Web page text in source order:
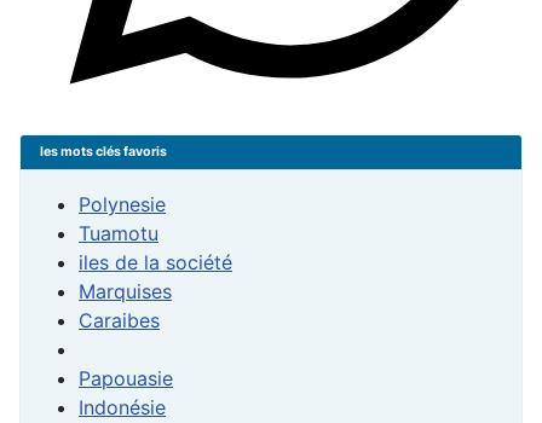
les mots clés favoris
Polynesie
Tuamotu
iles de la société
Marquises
Caraibes
Papouasie
Indonésie